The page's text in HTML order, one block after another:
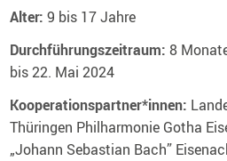
Alter: 9 bis 17 Jahre
Durchführungszeitraum:8
bis 22. Mai 2024
Kooperationspartner*innen:
Thüringen Philharmonie Gotha
„Johann Sebastian Bach”